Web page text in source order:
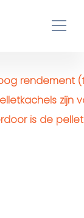
rendement
zijn
is de